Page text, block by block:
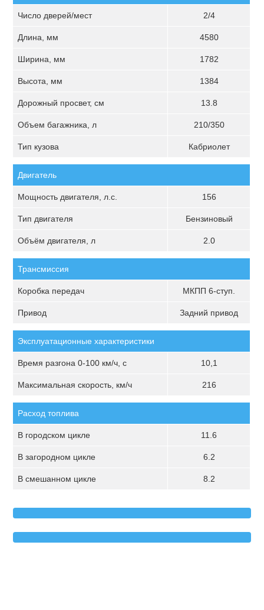
Число дверей/мест 2/4
Длина, мм 4580
Ширина, мм 1782
Высота, мм 1384
Дорожный просвет, см 13.8
Объем багажника, л 210/350
Тип кузова Кабриолет
Двигатель
Мощность двигателя, л.с. 156
Тип двигателя Бензиновый
Объём двигателя, л 2.0
Трансмиссия
Коробка передач МКПП 6-ступ.
Привод Задний привод
Эксплуатационные характеристики
Время разгона 0-100 км/ч, с 10,1
Максимальная скорость, км/ч 216
Расход топлива
В городском цикле 11.6
В загородном цикле 6.2
В смешанном цикле 8.2